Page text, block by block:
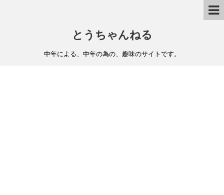
とうちゃんねる
中年による、中年の為の、趣味のサイトです。